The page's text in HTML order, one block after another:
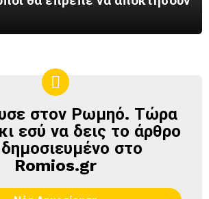
στον Ρωμηό. Τώρα
εσύ να δεις το άρθρο
στο
Romios.gr